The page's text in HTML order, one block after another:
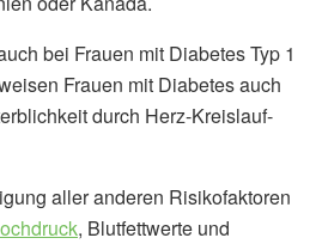
bei Frauen mit Diabetes Typ 1
Frauen mit Diabetes auch
durch Herz-Kreislauf-
aller anderen Risikofaktoren
, Blutfettwerte und